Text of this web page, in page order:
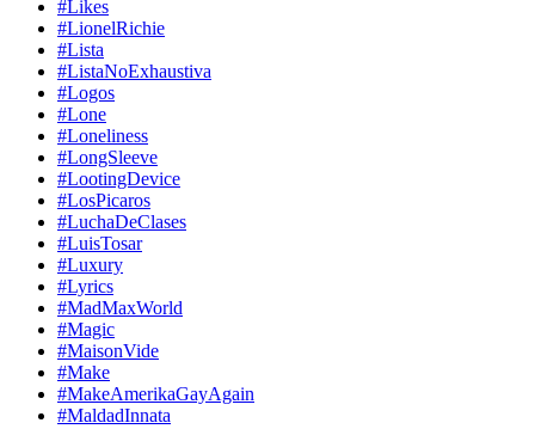
#Likes
#LionelRichie
#Lista
#ListaNoExhaustiva
#Logos
#Lone
#Loneliness
#LongSleeve
#LootingDevice
#LosPicaros
#LuchaDeClases
#LuisTosar
#Luxury
#Lyrics
#MadMaxWorld
#Magic
#MaisonVide
#Make
#MakeAmerikaGayAgain
#MaldadInnata